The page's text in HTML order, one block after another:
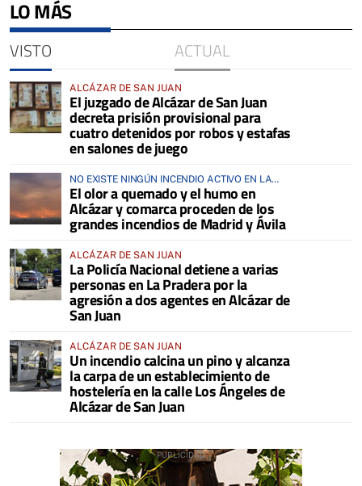
LO MÁS
VISTO ACTUAL
ALCÁZAR DE SAN JUAN
El juzgado de Alcázar de San Juan
decreta prisión provisional para
cuatro detenidos por robos y estafas
en salones de juego
NO EXISTE NINGÚN INCENDIO ACTIVO EN LA
COMARCA
El olor a quemado y el humo en
Alcázar y comarca proceden de los
grandes incendios de Madrid y Ávila
ALCÁZAR DE SAN JUAN
La Policía Nacional detiene a varias
personas en La Pradera por la
agresión a dos agentes en Alcázar de
San Juan
ALCÁZAR DE SAN JUAN
Un incendio calcina un pino y alcanza
la carpa de un establecimiento de
hostelería en la calle Los Ángeles de
Alcázar de San Juan